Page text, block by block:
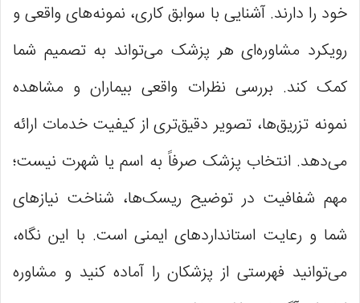
خود را دارند. آشنایی با سوابق کاری، نمونه‌های واقعی و
رویکرد مشاوره‌ای هر پزشک می‌تواند به تصمیم شما
کمک کند. بررسی نظرات واقعی بیماران و مشاهده
نمونه تزریق‌ها، تصویر دقیق‌تری از کیفیت خدمات ارائه
می‌دهد. انتخاب پزشک صرفاً به اسم یا شهرت نیست؛
مهم شفافیت در توضیح ریسک‌ها، شناخت نیازهای
شما و رعایت استانداردهای ایمنی است. با این نگاه،
می‌توانید فهرستی از پزشکان را آماده کنید و مشاوره